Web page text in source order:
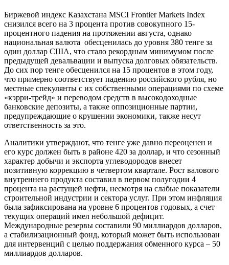
Биржевой индекс Казахстана MSCI Frontier Markets Index
снизился всего на 3 процента против совокупного 15-
процентного падения на протяжении августа, однако
национальная валюта обесценилась до уровня 380 тенге за
один доллар США, что стало рекордным минимумом после
предыдущей девальвации и выпуска долговых обязательств.
До сих пор тенге обесценился на 15 процентов в этом году,
что примерно соответствует падению российского рубля, но
местные спекулянты с их собственными операциями по схеме
«кэрри-трейд» и переводом средств в высокодоходные
банковские депозиты, а также оппозиционные партии,
предупреждающие о крушении экономики, также несут
ответственность за это.
Аналитики утверждают, что тенге уже давно переоценен и
его курс должен быть в районе 420 за доллар, и что сезонный
характер добычи и экспорта углеводородов внесет
позитивную коррекцию в четвертом квартале. Рост валового
внутреннего продукта составил в первом полугодии 4
процента на растущей нефти, несмотря на слабые показатели
строительной индустрии и сектора услуг. При этом инфляция
была зафиксирована на уровне 6 процентов годовых, а счет
текущих операций имел небольшой дефицит.
Международные резервы составили 90 миллиардов долларов,
а стабилизационный фонд, который может быть использован
для интервенций с целью поддержания обменного курса – 50
миллиардов долларов.